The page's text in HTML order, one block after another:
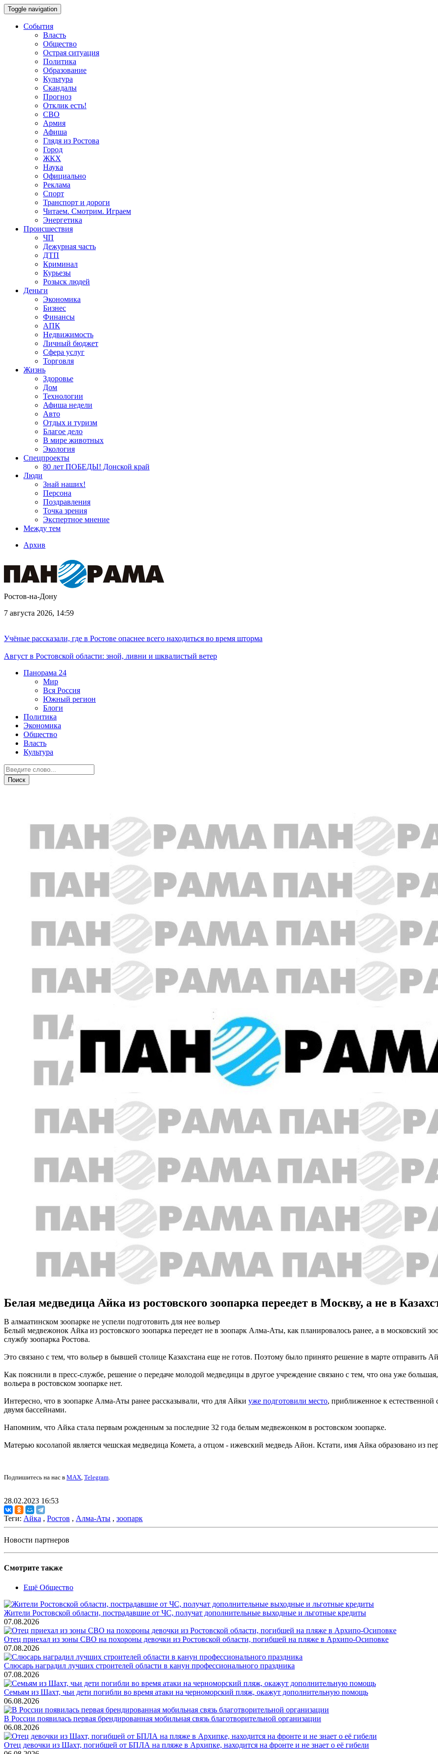
Toggle navigation
События
Власть
Общество
Острая ситуация
Политика
Образование
Культура
Скандалы
Прогноз
Отклик есть!
СВО
Армия
Афиша
Глядя из Ростова
Город
ЖКХ
Наука
Официально
Реклама
Спорт
Транспорт и дороги
Читаем. Смотрим. Играем
Энергетика
Происшествия
ЧП
Дежурная часть
ДТП
Криминал
Курьезы
Розыск людей
Деньги
Экономика
Бизнес
Финансы
АПК
Недвижимость
Личный бюджет
Сфера услуг
Торговля
Жизнь
Здоровье
Дом
Технологии
Афиша недели
Авто
Отдых и туризм
Благое дело
В мире животных
Экология
Спецпроекты
80 лет ПОБЕДЫ! Донской край
Люди
Знай наших!
Персона
Поздравления
Точка зрения
Экспертное мнение
Между тем
Архив
Ростов-на-Дону
7 августа 2026, 14:59
Учёные рассказали, где в Ростове опаснее всего находиться во время шторма
Август в Ростовской области: зной, ливни и шквалистый ветер
Панорама 24
Мир
Вся Россия
Южный регион
Блоги
Политика
Экономика
Общество
Власть
Культура
Белая медведица Айка из ростовского зоопарка переедет в Москву, а не в
В алмаатинском зоопарке не успели подготовить для нее вольер
Белый медвежонок Айка из ростовского зоопарка переедет не в зоопарк Алма-Аты, как планировалось ранее, а в московский
службу зоопарка Ростова.
Это связано с тем, что вольер в бывшей столице Казахстана еще не готов. Поэтому было принято решение в марте отправить
Как пояснили в пресс-службе, решение о передаче молодой медведицы в другое учреждение связано с тем, что она уже
вольера в ростовском зоопарке нет.
Интересно, что в зоопарке Алма-Аты ранее рассказывали, что для Айки уже подготовили место, приближенное к
двумя бассейнами.
Напомним, что Айка стала первым рожденным за последние 32 года белым медвежонком в ростовском зоопарке.
Матерью косолапой является чешская медведица Комета, а отцом - ижевский медведь Айон. Кстати, имя Айка образовано из
Подпишитесь на нас в MAX, Telegram.
28.02.2023 16:53
Теги: Айка , Ростов , Алма-Аты , зоопарк
Новости партнеров
Смотрите также
Ещё Общество
Жители Ростовской области, пострадавшие от ЧС, получат дополнительные выходные и льготные кредиты
07.08.2026
Отец приехал из зоны СВО на похороны девочки из Ростовской области, погибшей на пляже в Архипо-Осиповке
07.08.2026
Слюсарь наградил лучших строителей области в канун профессионального праздника
07.08.2026
Семьям из Шахт, чьи дети погибли во время атаки на черноморский пляж, окажут дополнительную помощь
06.08.2026
В России появилась первая брендированная мобильная связь благотворительной организации
06.08.2026
Отец девочки из Шахт, погибшей от БПЛА на пляже в Архипке, находится на фронте и не знает о её гибели